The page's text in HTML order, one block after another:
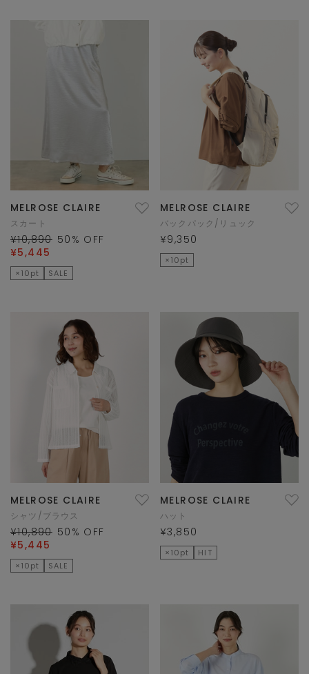
MELROSE CLAIRE
スカート
¥10,890 50 % OFF
¥5,445
×10pt SALE
MELROSE CLAIRE
バックパック/リュック
¥9,350
×10pt
MELROSE CLAIRE
シャツ/ブラウス
¥10,890 50 % OFF
¥5,445
×10pt SALE
MELROSE CLAIRE
ハット
¥3,850
×10pt HIT